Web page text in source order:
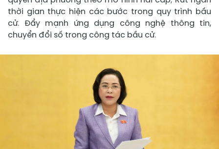
thời gian thực hiện các bước trong quy trình bầu
cử. Đẩy mạnh ứng dụng công nghệ thông tin,
chuyển đổi số trong công tác bầu cử.